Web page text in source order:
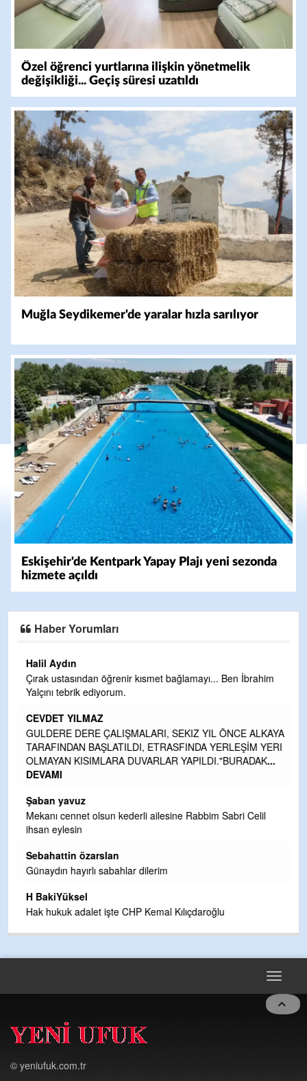
Özel öğrenci yurtlarına ilişkin yönetmelik
değişikliği... Geçiş süresi uzatıldı
Muğla Seydikemer'de yaralar hızla sarılıyor
Eskişehir'de Kentpark Yapay Plajı yeni sezonda
hizmete açıldı
Haber Yorumları
Halil Aydın
Çırak ustasından öğrenir kısmet bağlamayı... Ben İbrahim
Yalçını tebrik ediyorum.
CEVDET YILMAZ
GULDERE DERE ÇALIŞMALARI, SEKIZ YIL ÖNCE ALKAYA
TARAFINDAN BAŞLATILDI, ETRASFINDA YERLEŞİM YERI
OLMAYAN KISIMLARA DUVARLAR YAPILDI."BURADAK...
DEVAMI
Şaban yavuz
Mekanı cennet olsun kederli ailesine Rabbim Sabri Celil
ihsan eylesin
Sebahattin özarslan
Günaydın hayırlı sabahlar dilerim
H BakiYüksel
Hak hukuk adalet işte CHP Kemal Kılıçdaroğlu
Toggle
© yeniufuk.com.tr